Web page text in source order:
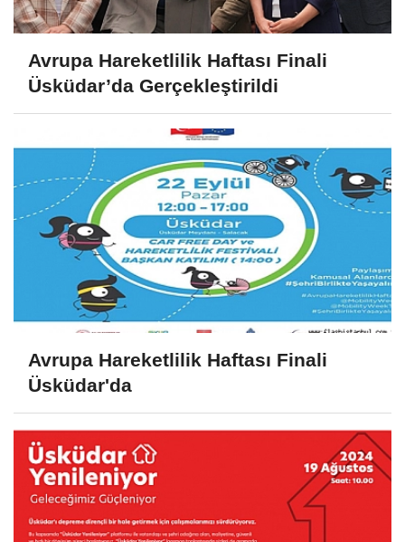
Avrupa Hareketlilik Haftası Finali
Üsküdar’da Gerçekleştirildi
Avrupa Hareketlilik Haftası Finali
Üsküdar'da